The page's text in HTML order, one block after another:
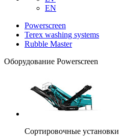
EN
Powerscreen
Terex washing systems
Rubble Master
Оборудование Powerscreen
Сортировочные установки